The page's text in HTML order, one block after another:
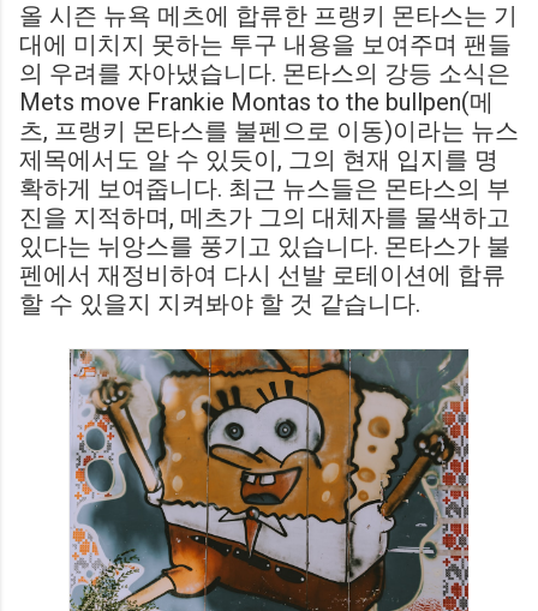
올 시즌 뉴욕 메츠에 합류한 프랭키 몬타스는 기
대에 미치지 못하는 투구 내용을 보여주며 팬들
의 우려를 자아냈습니다. 몬타스의 강등 소식은
Mets move Frankie Montas to the bullpen(메
츠, 프랭키 몬타스를 불펜으로 이동)이라는 뉴스
제목에서도 알 수 있듯이, 그의 현재 입지를 명
확하게 보여줍니다. 최근 뉴스들은 몬타스의 부
진을 지적하며, 메츠가 그의 대체자를 물색하고
있다는 뉘앙스를 풍기고 있습니다. 몬타스가 불
펜에서 재정비하여 다시 선발 로테이션에 합류
할 수 있을지 지켜봐야 할 것 같습니다.